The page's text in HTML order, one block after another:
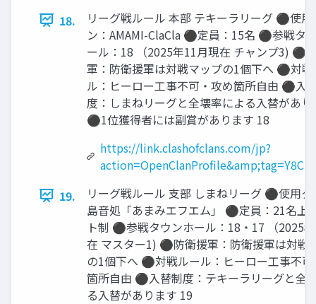
18.
リーグ戦ルール 本部 テキーラリーグ ⚫使用
ン：AMAMI-ClaCla ⚫定員：15名 ⚫参戦タ
ール：18 （2025年11月現在 チャンプ3) ⚫
軍：防衛援軍は対戦マップの1個下へ ⚫対
ル：ヒーロー工事不可・攻め箇所自由 ⚫入
度：しまねリーグと全壊率による入替があり
⚫1位獲得者には副賞があります 18
https://link.clashofclans.com/jp?
19.
リーグ戦ルール 支部 しまねリーグ ⚫使用
島音処「あまみエフエム」 ⚫定員：21名上
ト制 ⚫参戦タウンホール：18・17 （2025
在 マスター1) ⚫防衛援軍：防衛援軍は対戦
の1個下へ ⚫対戦ルール：ヒーロー工事不
箇所自由 ⚫入替制度：テキーラリーグと全
る入替があります 19